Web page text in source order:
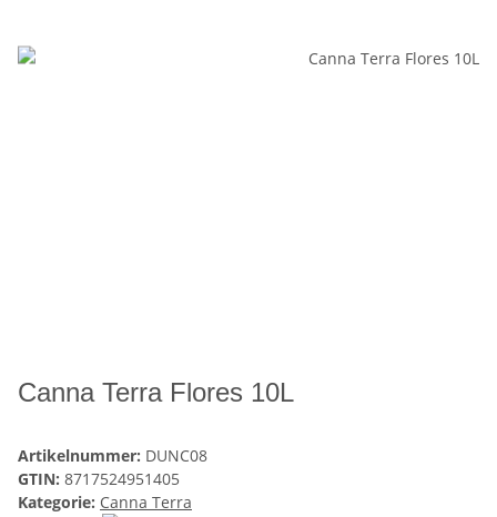
Canna Terra Flores 10L
Artikelnummer: DUNC08
GTIN: 8717524951405
Kategorie: Canna Terra